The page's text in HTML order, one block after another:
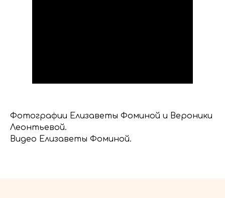
Фотографии Елизаветы Фоминой и Вероники
Леонтьевой.
Видео Елизаветы Фоминой.